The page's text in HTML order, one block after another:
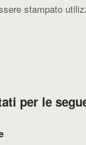
stampato
per le